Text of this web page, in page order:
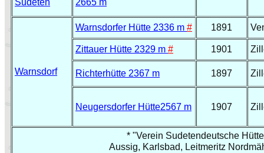
Sudeten 2665 m
Warnsdorf
Warnsdorfer Hütte 2336 m # 1891
Zittauer Hütte 2329 m # 1901
Richterhütte 2367 m 1897
Neugersdorfer Hütte2567 m 1907
* "Verein Sudetendeutsche
Aussig, Karlsbad, Leitmeritz